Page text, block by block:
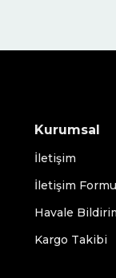
Kurumsal
İletişim
İletişim Formu
Havale
Kargo Takibi